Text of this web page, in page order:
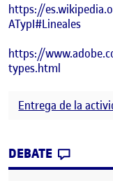
https://
ATypI#Lineales
https://
types.html
Entrega de la
DEBATE